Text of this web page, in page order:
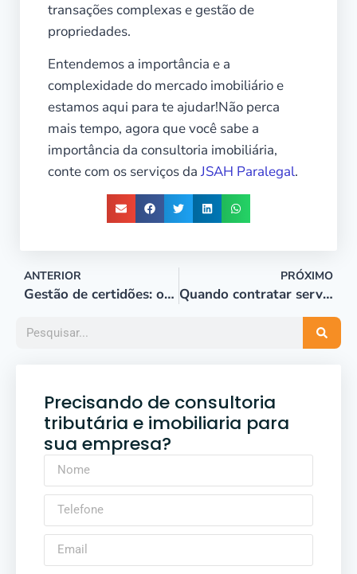
transações complexas e gestão de
propriedades.
Entendemos a importância e a
complexidade do mercado imobiliário e
estamos aqui para te ajudar!Não perca
mais tempo, agora que você sabe a
importância da consultoria imobiliária,
conte com os serviços daJSAH Paralegal.
ANTERIOR
Gestão de certidões: otimizando o tempo e reduzindo burocracias
PRÓXIMO
Quando contratar serviços paralegais para sua empresa: um guia para empresários
Precisando de consultoria
tributária e imobiliaria para
sua empresa?